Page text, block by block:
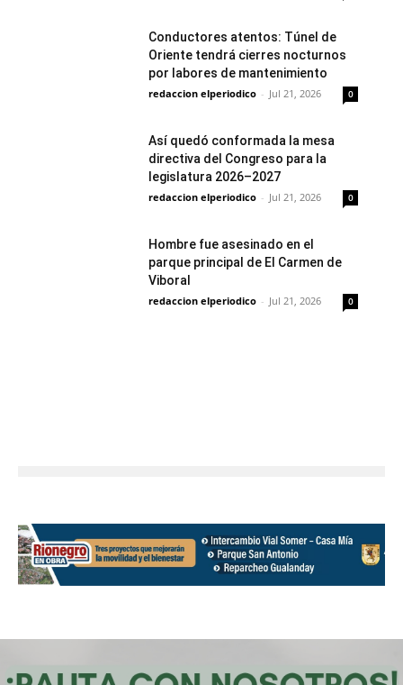
Conductores atentos: Túnel de
Oriente tendrá cierres nocturnos
por labores de mantenimiento
redaccion elperiodico - Jul 21, 2026 0
Así quedó conformada la mesa
directiva del Congreso para la
legislatura 2026–2027
redaccion elperiodico - Jul 21, 2026 0
Hombre fue asesinado en el
parque principal de El Carmen de
Viboral
redaccion elperiodico - Jul 21, 2026 0